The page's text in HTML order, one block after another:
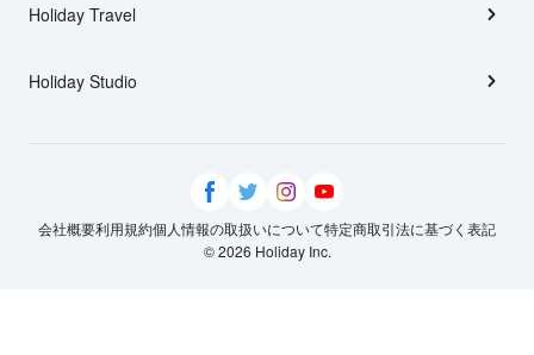
Holiday Travel
Holiday Studio
会社概要利用規約個人情報の取扱いについて特定商取引法に基づく表記
© 2026 Holiday Inc.